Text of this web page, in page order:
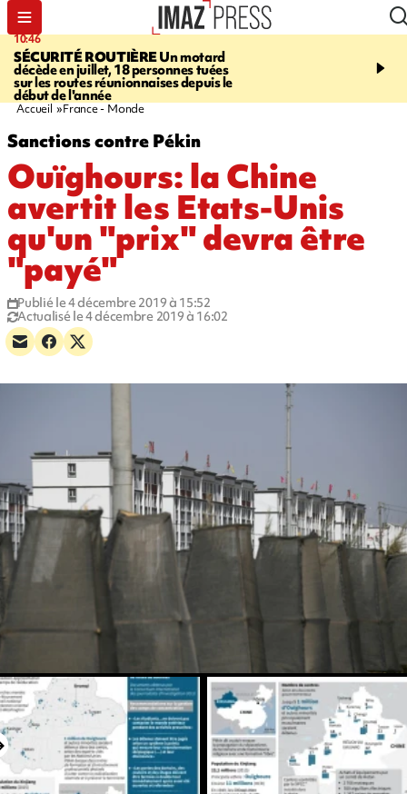
10:46
SÉCURITÉ ROUTIÈREUn motard
décède en juillet, 18 personnes tuées
sur les routes réunionnaises depuis le
début de l'année
13:49
mineurs - un courrier
Accueil France - Monde
Sanctions contre Pékin
Ouïghours: la Chine
avertit les Etats-Unis
qu'un "prix" devra être
"payé"
Publié le 4 décembre 2019 à 15:52
Actualisé le 4 décembre 2019 à 16:02